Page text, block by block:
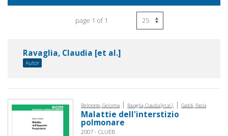
page 1 of 1
Ravaglia, Claudia [et al.]
Autor
Belmonte, Gelorma | Ravaglia, Claudia [et al.]. | Gaddi, Paola
Malattie dell'interstizio
polmonare
2007 - CLUEB